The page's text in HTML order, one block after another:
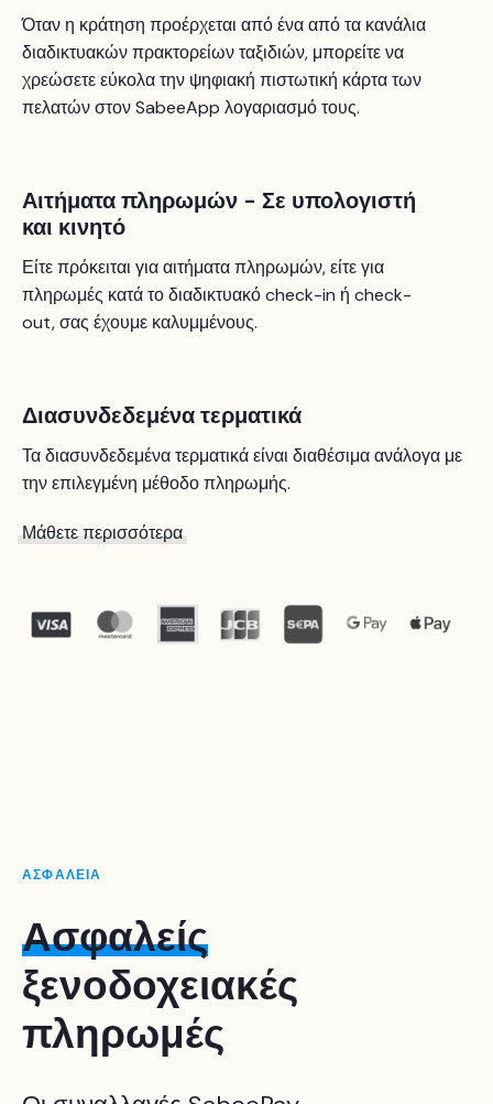
Όταν η κράτηση προέρχεται από ένα από τα κανάλια
διαδικτυακών πρακτορείων ταξιδιών, μπορείτε να
χρεώσετε εύκολα την ψηφιακή πιστωτική κάρτα των
πελατών στον SabeeApp λογαριασμό τους.
Αιτήματα πληρωμών - Σε υπολογιστή
και κινητό
Είτε πρόκειται για αιτήματα πληρωμών, είτε για
πληρωμές κατά το διαδικτυακό check-in ή check-
out, σας έχουμε καλυμμένους.
Διασυνδεδεμένα τερματικά
Τα διασυνδεδεμένα τερματικά είναι διαθέσιμα ανάλογα με
την επιλεγμένη μέθοδο πληρωμής.
Μάθετε περισσότερα
ΑΣΦΑΛΕΙΑ
Ασφαλείς
ξενοδοχειακές
πληρωμές